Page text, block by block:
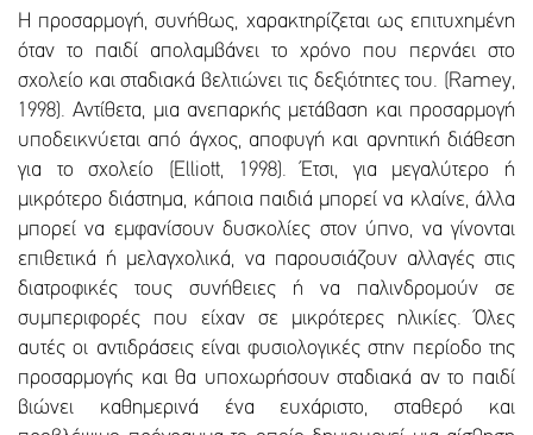
Η προσαρμογή, συνήθως, χαρακτηρίζεται ως επιτυχημένη
όταν το παιδί απολαμβάνει το χρόνο που περνάει στο
σχολείο και σταδιακά βελτιώνει τις δεξιότητες του. (Ramey,
1998). Αντίθετα, μια ανεπαρκής μετάβαση και προσαρμογή
υποδεικνύεται από άγχος, αποφυγή και αρνητική διάθεση
για το σχολείο (Elliott, 1998). Έτσι, για μεγαλύτερο ή
μικρότερο διάστημα, κάποια παιδιά μπορεί να κλαίνε, άλλα
μπορεί να εμφανίσουν δυσκολίες στον ύπνο, να γίνονται
επιθετικά ή μελαγχολικά, να παρουσιάζουν αλλαγές στις
διατροφικές τους συνήθειες ή να παλινδρομούν σε
συμπεριφορές που είχαν σε μικρότερες ηλικίες. Όλες
αυτές οι αντιδράσεις είναι φυσιολογικές στην περίοδο της
προσαρμογής και θα υποχωρήσουν σταδιακά αν το παιδί
βιώνει καθημερινά ένα ευχάριστο, σταθερό και